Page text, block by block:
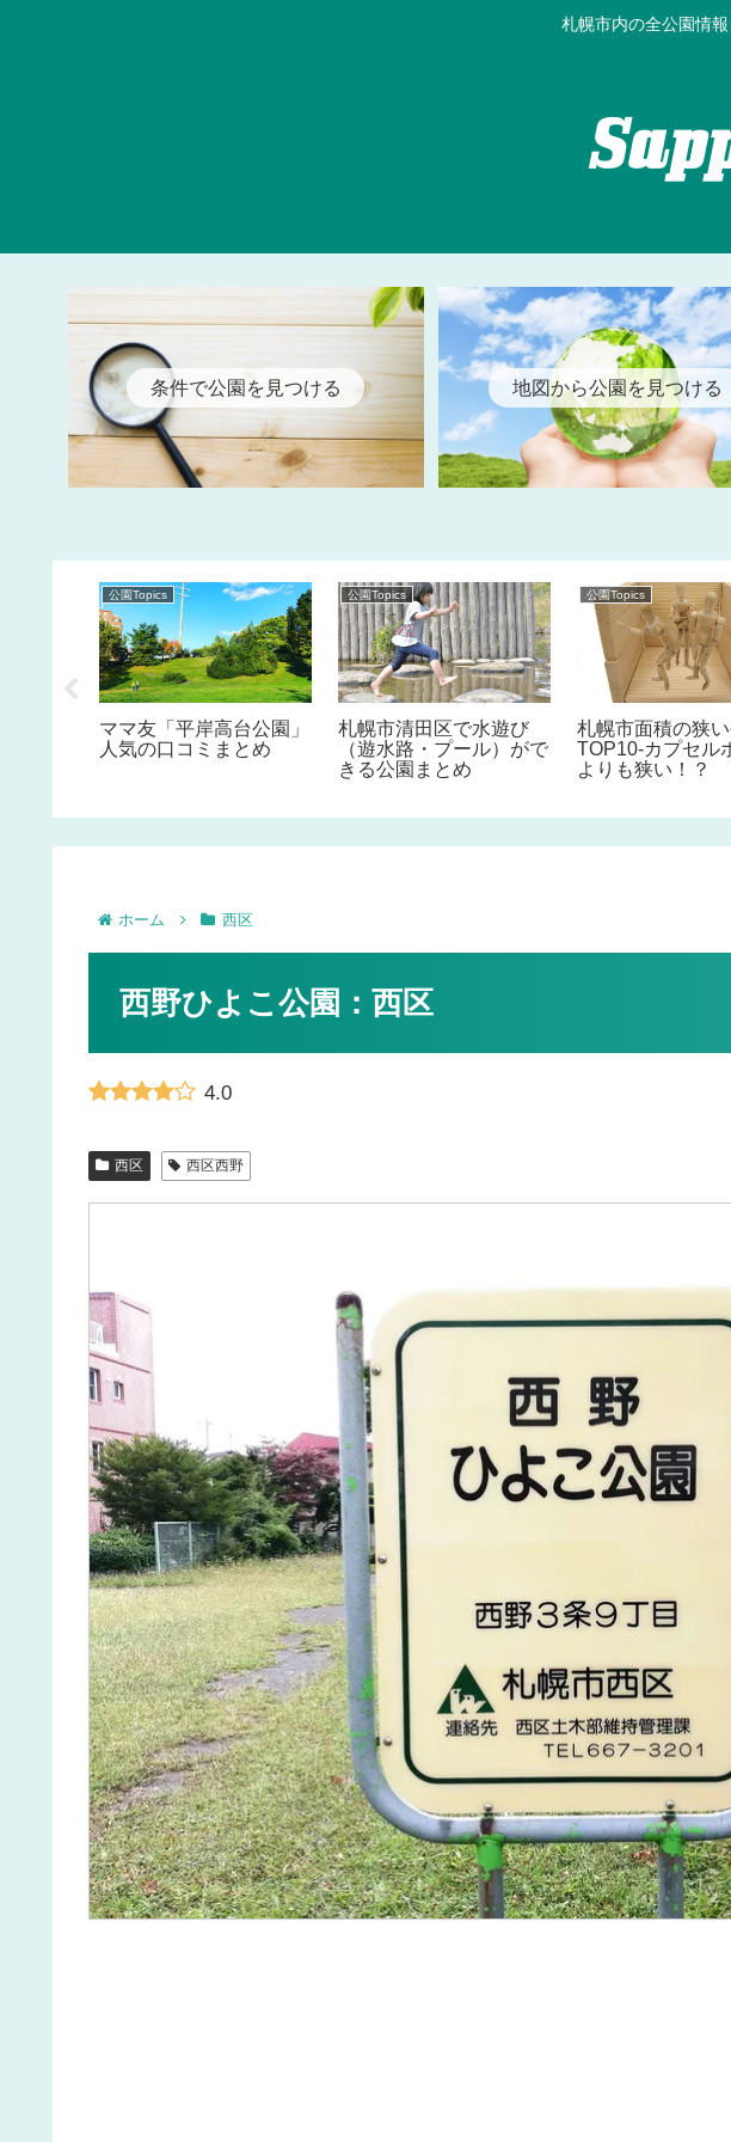
札幌市内の全公園情
条件で公園を見つける 地図から公園を見つける
公園Topics
ママ友「平岸高台公園」
人気の口コミまとめ
公園Topics
札幌市清田区で水遊び
（遊水路・プール）がで
きる公園まとめ
公園Topics
札幌市面積の狭い
TOP10-カプセル
よりも狭い！？
ホーム 西区
西野ひよこ公園：西区
4.0
西区 西区西野